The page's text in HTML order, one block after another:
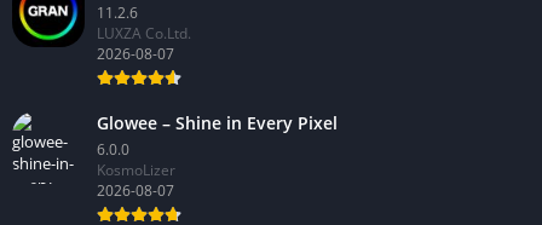
11.2.6
LUXZA Co.Ltd.
2026-08-07
Glowee – Shine in Every Pixel
6.0.0
KosmoLizer
2026-08-07